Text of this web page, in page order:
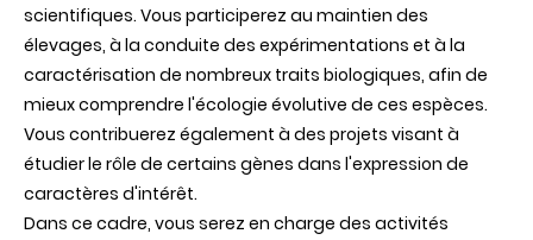
scientifiques. Vous participerez au maintien des
élevages, à la conduite des expérimentations et à la
caractérisation de nombreux traits biologiques, afin de
mieux comprendre l'écologie évolutive de ces espèces.
Vous contribuerez également à des projets visant à
étudier le rôle de certains gènes dans l'expression de
caractères d'intérêt.
Dans ce cadre, vous serez en charge des activités